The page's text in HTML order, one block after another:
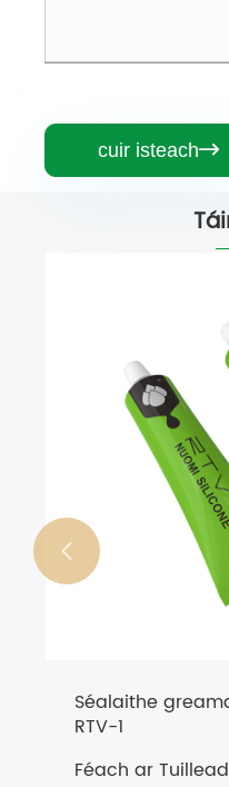
cuir isteach
Séalaithe
RTV-1
Féach ar
